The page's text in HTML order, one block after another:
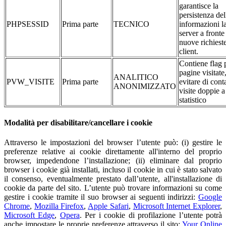
PHPSESSID Prima parte TECNICO
garantisce la
persistenza
informazioni
server a
nuove
client.
PVW_VISITE Prima parte
ANALITICO
ANONIMIZZATO
Contiene flag
pagine
evitare di
visite doppie
statistico
Modalità per disabilitare/cancellare i cookie
Attraverso le impostazioni del browser l’utente può: (i) gestire le
preferenze relative ai cookie direttamente all'interno del proprio
browser, impedendone l’installazione; (ii) eliminare dal proprio
browser i cookie già installati, incluso il cookie in cui è stato salvato
il consenso, eventualmente prestato dall’utente, all'installazione di
cookie da parte del sito. L’utente può trovare informazioni su come
gestire i cookie tramite il suo browser ai seguenti indirizzi: Google
Chrome, Mozilla Firefox, Apple Safari, Microsoft Internet Explorer,
Microsoft Edge, Opera. Per i cookie di profilazione l’utente potrà
anche impostare le proprie preferenze attraverso il sito:Your Online